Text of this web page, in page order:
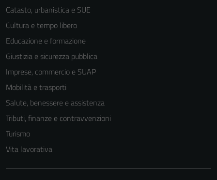
Catasto, urbanistica e SUE
Cultura e tempo libero
Educazione e formazione
Giustizia e sicurezza pubblica
Imprese, commercio e SUAP
Mobilità e trasporti
Salute, benessere e assistenza
Tributi, finanze e contravvenzioni
Turismo
Vita lavorativa